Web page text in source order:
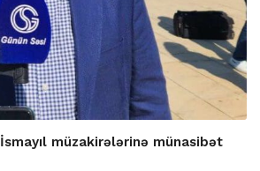
müzakirələrinə münasibət